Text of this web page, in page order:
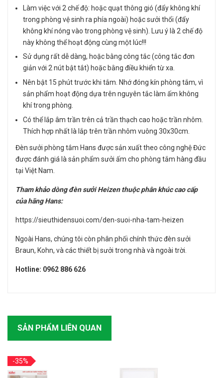
Làm việc với 2 chế độ: hoặc quạt thông gió (đẩy không khí
trong phòng vệ sinh ra phía ngoài) hoặc sưởi thổi (đẩy
không khí nóng vào trong phòng vệ sinh). Lưu ý là 2 chế độ
này không thể hoạt động cùng một lúc!!!
Sử dụng rất dễ dàng, hoặc bằng công tắc (công tắc đơn
giản với 2 nút bật tắt) hoặc bằng điều khiển từ xa.
Nên bật 15 phút trước khi tắm. Nhớ đóng kín phòng tắm, vì
sản phẩm hoạt động dựa trên nguyên tắc làm ấm không
khí trong phòng.
Có thể lắp âm trần trên cả trần thạch cao hoặc trần nhôm.
Thích hợp nhất là lắp trên trần nhôm vuông 30x30cm.
Đèn sưởi phòng tắm Hans được sản xuất theo công nghệ Đức
được đánh giá là sản phẩm sưởi ấm cho phòng tắm hàng đầu
tại Việt Nam.
Tham khảo dòng đèn sưởi Heizen thuộc phân khúc cao cấp
của hãng Hans:
https://sieuthidensuoi.com/den-suoi-nha-tam-heizen
Ngoài Hans, chúng tôi còn phân phối chính thức đèn sưởi
Braun, Kohn, và các thiết bị sưởi trong nhà và ngoài trời.
Hotline: 0962 886 626
SẢN PHẨM LIÊN QUAN
-35%